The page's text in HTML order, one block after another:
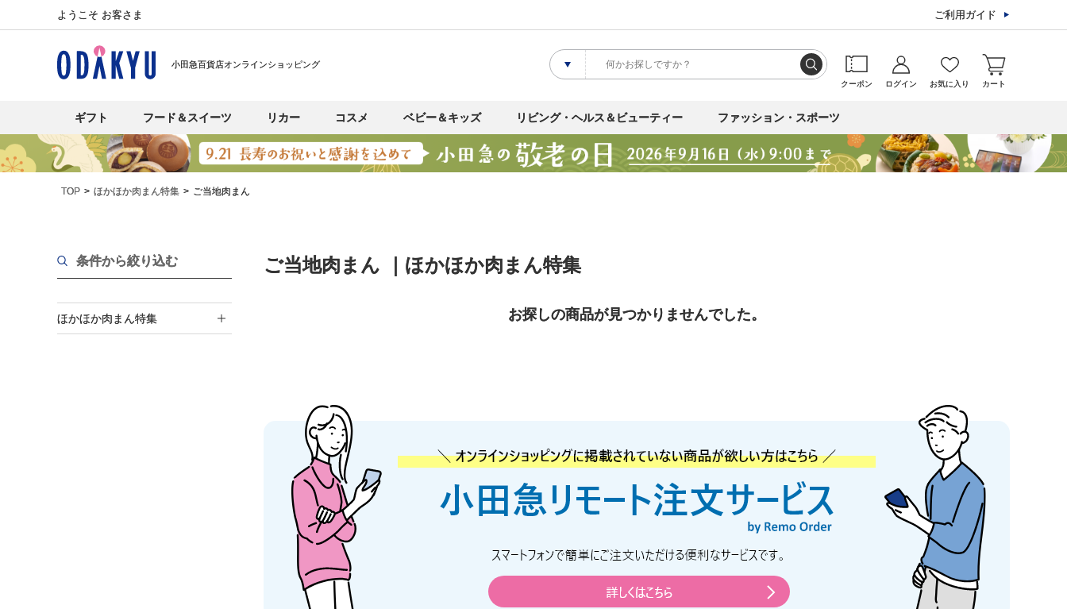
ようこそ お客さま ご利用ガイド
小田急百貨店オンラインショッピング
クーポン ログイン お気に入り カート
ギフト フード＆スイーツ リカー コスメ ベビー＆キッズ リビング・ヘルス＆ビューティー ファッション・スポーツ
TOP ほかほか肉まん特集 ご当地肉まん
条件から絞り込む
ほかほか肉まん特集
ご当地肉まん ｜ほかほか肉まん特集
お探しの商品が見つかりませんでした。